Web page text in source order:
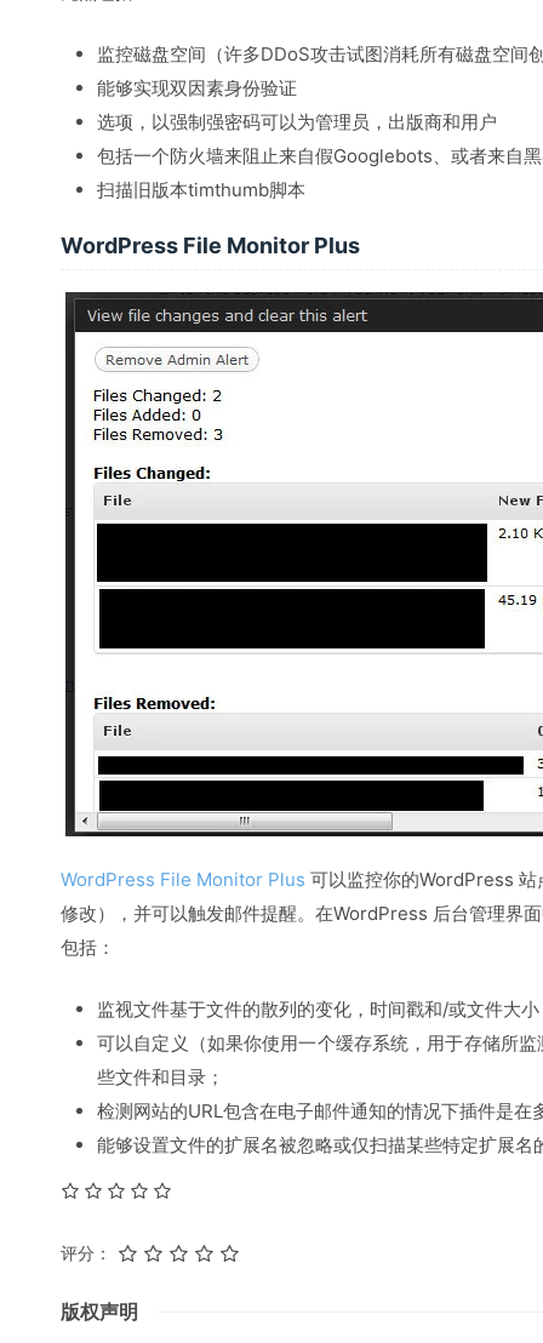
监控磁盘空间（许多DDoS攻击试图消耗所有磁盘空间
能够实现双因素身份验证
选项​​，以强制强密码可以为管理员，出版商和用户
包括一个防火墙来阻止来自假Googlebots、或者来自
扫描旧版本timthumb脚本
WordPress File Monitor Plus
WordPress File Monitor Plus 可以监控你的WordPress
修改），并可以触发邮件提醒。在WordPress 后台管理界
包括：
监视文件基于文件的散列的变化，时间戳和/或文件大
可以自定义（如果你使用一个缓存系统，用于存储所
些文件和目录；
检测网站的URL包含在电子邮件通知的情况下插件是在
能够设置文件的扩展名被忽略或仅扫描某些特定扩展名
评分：
版权声明